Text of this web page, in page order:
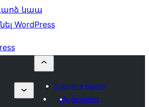
կապ
WordPress
Submit a plugin
My favorites